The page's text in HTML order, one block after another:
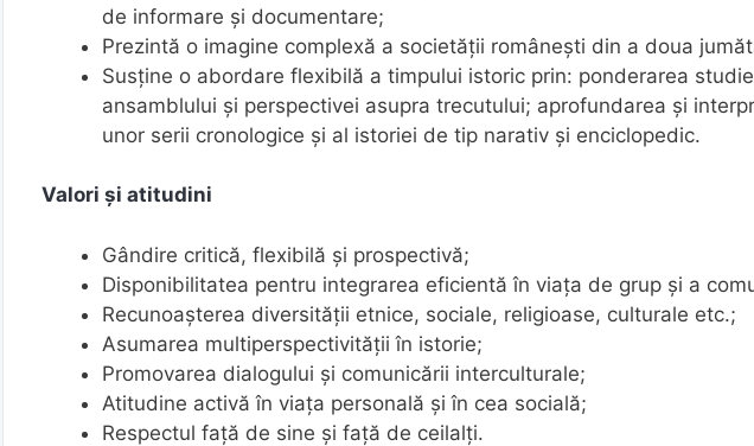
de informare şi documentare;
Prezintă o imagine complexă a societăţii româneşti din a doua
Susţine o abordare flexibilă a timpului istoric prin: ponderarea
ansamblului şi perspectivei asupra trecutului; aprofundarea şi
unor serii cronologice şi al istoriei de tip narativ şi enciclopedic.
Valori şi atitudini
Gândire critică, flexibilă şi prospectivă;
Disponibilitatea pentru integrarea eficientă în viaţa de grup şi a
Recunoașterea diversităţii etnice, sociale, religioase, culturale etc.;
Asumarea multiperspectivităţii în istorie;
Promovarea dialogului şi comunicării interculturale;
Atitudine activă în viaţa personală şi în cea socială;
Respectul faţă de sine şi faţă de ceilalţi.